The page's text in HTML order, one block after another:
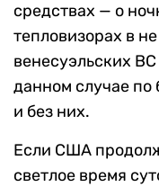
средствах — о
тепловизорах в
венесуэльских
данном случае по
и без них.
Если США
светлое время